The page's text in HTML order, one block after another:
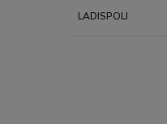
LADISPOLI